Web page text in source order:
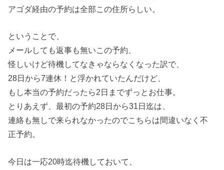
アゴダ経由の予約は全部この住所らしい。
ということで、
メールしても返事も無いこの予約、
怪しいけど待機してなきゃならなくなった訳で、
28日から7連休！と浮かれていたんだけど、
もし本当の予約だったら2日までずっとお仕事。
とりあえず、最初の予約28日から31日迄は、
連絡も無しで来られなかったのでこちらは間違いなく不
正予約。
今日は一応20時迄待機しておいて、